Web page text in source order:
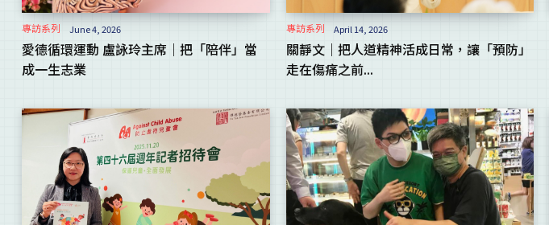
專訪系列 June 4, 2026
愛德循環運動 盧詠玲主席｜把「陪伴」當
成一生志業
專訪系列 April 14, 2026
關靜文｜把人道精神活成日常，讓「預防」
走在傷痛之前...